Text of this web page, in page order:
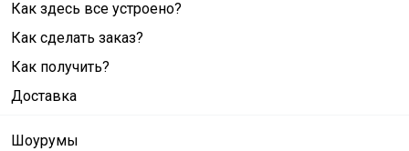
Как здесь все устроено?
Как сделать заказ?
Как получить?
Доставка
Шоурумы